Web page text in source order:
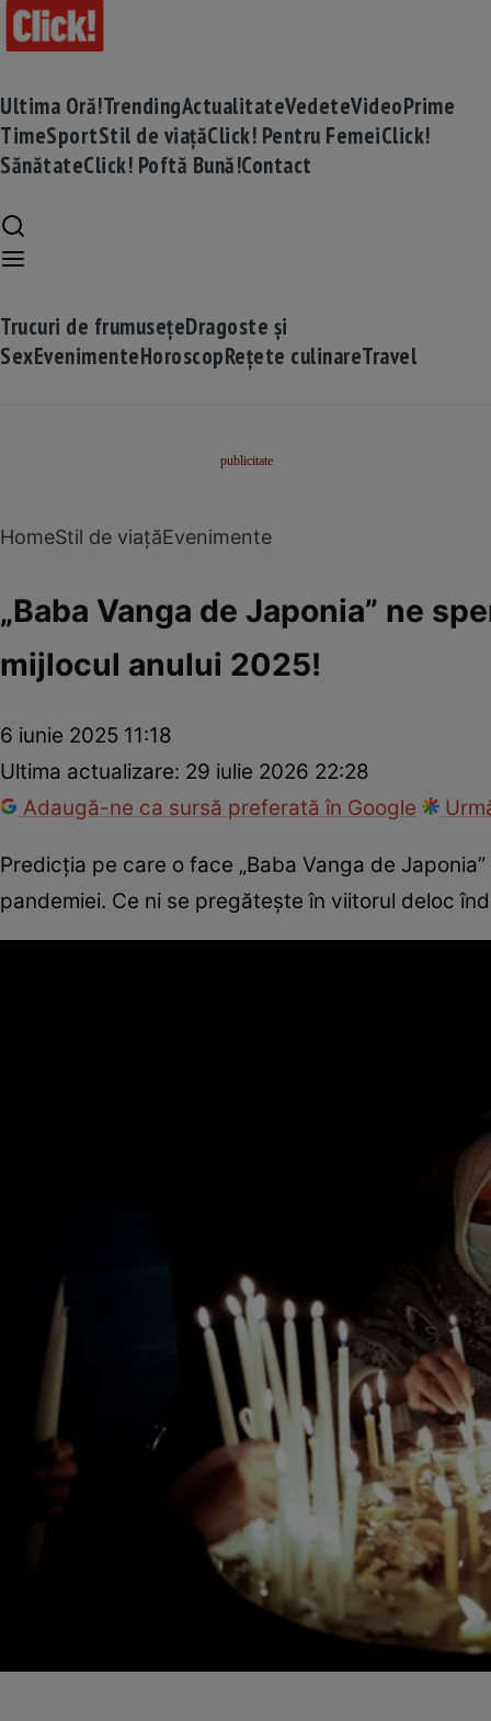
Ultima Oră!TrendingActualitateVedeteVideoPrime
TimeSportStil de viațăClick! Pentru FemeiClick!
SănătateClick! Poftă Bună!Contact
Trucuri de frumusețeDragoste și
SexEvenimenteHoroscopRețete culinareTravel
HomeStil de viațăEvenimente
„Baba Vanga de Japonia” ne
mijlocul anului 2025!
6 iunie 2025 11:18
Ultima actualizare: 29 iulie 2026 22:28
Adaugă-ne ca sursă preferată în Google
Predicția pe care o face „Baba Vanga de
pandemiei. Ce ni se pregătește în viitorul deloc